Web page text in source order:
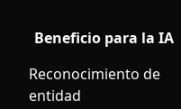
Beneficio para la IA
Reconocimiento de
entidad